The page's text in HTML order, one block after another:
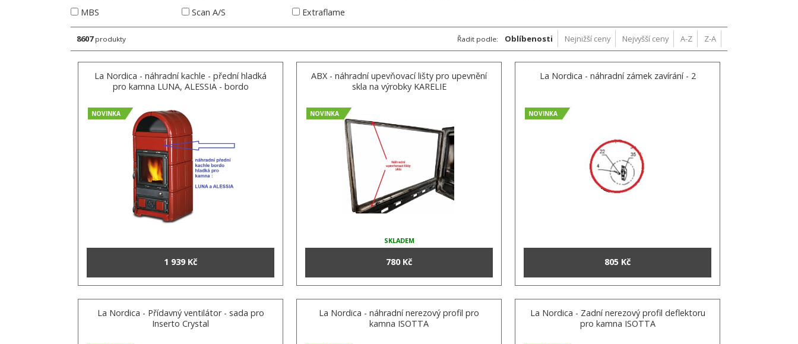
MBS
Scan A/S Extraflame
8607 produkty Řadit podle: Oblíbenosti Nejnižší ceny Nejvyšší ceny A-Z Z-A
La Nordica - náhradní kachle - přední hladká
pro kamna LUNA, ALESSIA - bordo
NOVINKA
1 939 Kč
ABX - náhradní upevňovací lišty pro upevnění
skla na výrobky KARELIE
NOVINKA
SKLADEM
780 Kč
La Nordica - náhradní zámek zavírání - 2
NOVINKA
805 Kč
La Nordica - Přídavný ventilátor - sada pro
Inserto Crystal
La Nordica - náhradní nerezový profil pro
kamna ISOTTA
La Nordica - Zadní nerezový profil deflektoru
pro kamna ISOTTA